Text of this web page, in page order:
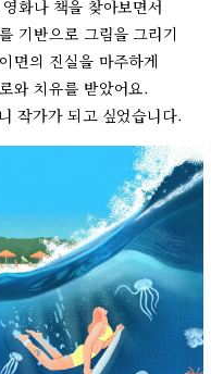
화나 책을 찾아보면서
기반으로 그림을 그리기
면의 진실을 마주하게
와 치유를 받았어요.
작가가 되고 싶었습니다.